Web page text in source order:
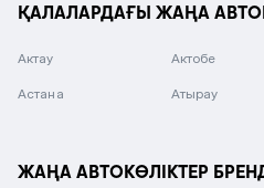
ҚАЛАЛАРДАҒЫ ЖАҢА
Актау Актобе
Астана Атырау
ЖАҢА АВТОКӨЛІКТЕР